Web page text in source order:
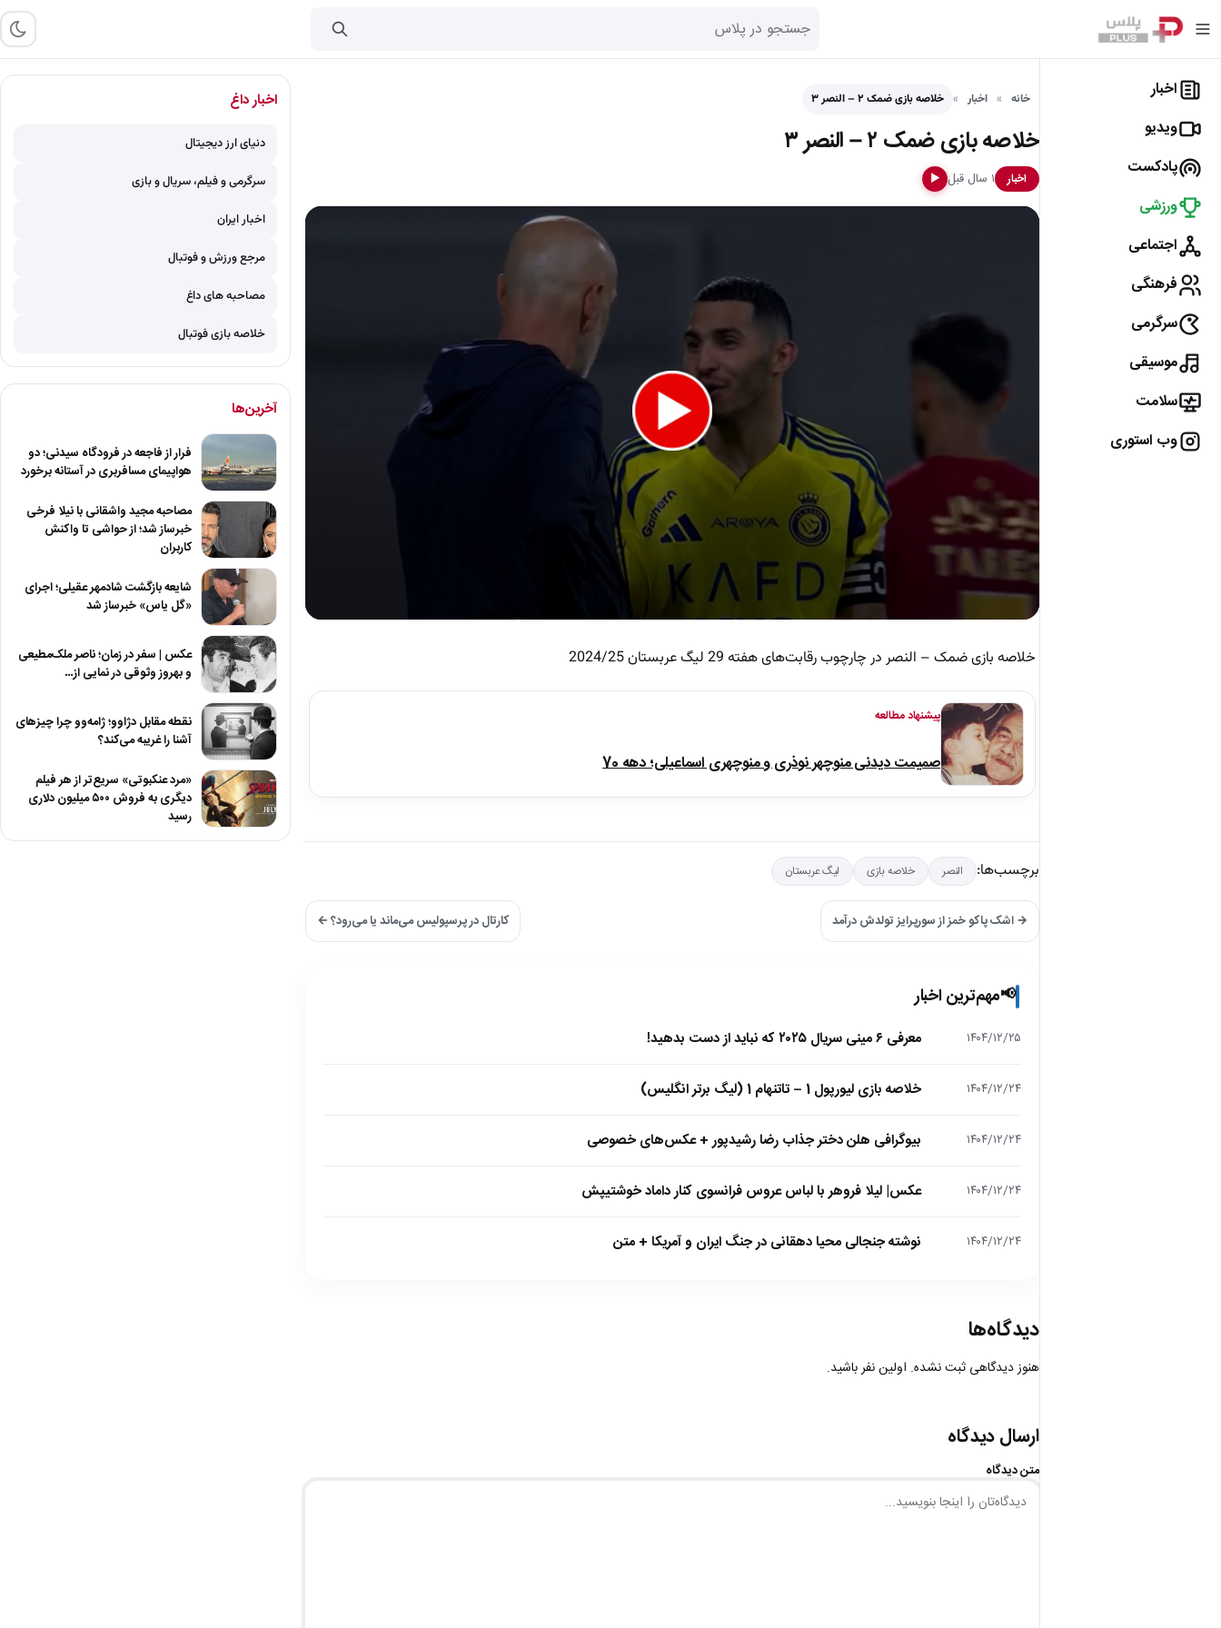
اخبار
ویدیو
پادکست
ورزشی
اجتماعی
فرهنگی
سرگرمی
موسیقی
سلامت
وب استوری
خانه اخبار خلاصه بازی ضمک ۲ – النصر ۳
خلاصه بازی ضمک ۲ – النصر ۳
اخبار ۱ سال قبل ▶
43
خلاصه بازی ضمک – النصر در چارچوب رقابت‌های هفته 29 لیگ عربستان 2024/25
پیشنهاد مطالعه
صمیمت دیدنی منوچهر نوذری و منوچهری اسماعیلی؛ دهه 70
برچسب‌ها: النصر خلاصه بازی لیگ عربستان
→ اشک پاکو خمز از سورپرایز تولدش درآمد کارتال در پرسپولیس می‌ماند یا می‌رود؟ ←
📢مهم‌ترین اخبار
۱۴۰۴/۱۲/۲۵ معرفی ۶ مینی سریال ۲۰۲۵ که نباید از دست بدهید!
۱۴۰۴/۱۲/۲۴ خلاصه بازی لیورپول 1 – تاتنهام 1 (لیگ برتر انگلیس)
۱۴۰۴/۱۲/۲۴ بیوگرافی هلن دختر جذاب رضا رشیدپور + عکس‌های خصوصی
۱۴۰۴/۱۲/۲۴ عکس| لیلا فروهر با لباس عروس فرانسوی کنار داماد خوشتیپش
۱۴۰۴/۱۲/۲۴ نوشته جنجالی محیا دهقانی در جنگ ایران و آمریکا + متن
دیدگاه‌ها
هنوز دیدگاهی ثبت نشده. اولین نفر باشید.
ارسال دیدگاه
متن دیدگاه
اخبار داغ
دنیای ارز دیجیتال
سرگرمی و فیلم، سریال و بازی
اخبار ایران
مرجع ورزش و فوتبال
مصاحبه های داغ
خلاصه بازی فوتبال
آخرین‌ها
فرار از فاجعه در فرودگاه سیدنی؛ دو
هواپیمای مسافربری در آستانه برخورد
مصاحبه مجید واشقانی با نیلا فرخی
خبرساز شد؛ از حواشی تا واکنش
کاربران
شایعه بازگشت شادمهر عقیلی؛ اجرای
«گل یاس» خبرساز شد
عکس | سفر در زمان؛ ناصر ملک‌مطیعی
و بهروز وثوقی در نمایی از…
نقطه مقابل دژاوو؛ ژامه‌وو چرا چیزهای
آشنا را غریبه می‌کند؟
«مرد عنکبوتی» سریع‌تر از هر فیلم
دیگری به فروش ۵۰۰ میلیون دلاری
رسید